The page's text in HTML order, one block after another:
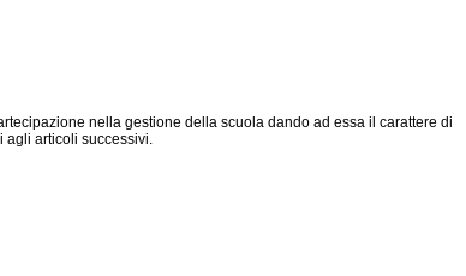
nella gestione della scuola dando ad essa il carattere di
agli articoli successivi.